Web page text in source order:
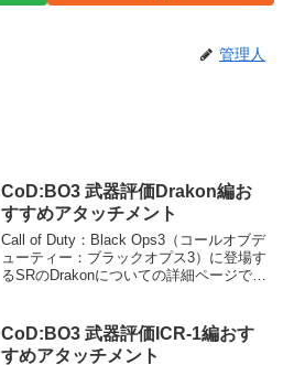
管理人
CoD:BO3 武器評価Drakon編お
すすめアタッチメント
Call of Duty：Black Ops3（コールオブデ
ューティー：ブラックオプス3）に登場す
るSRのDrakonについての詳細ページで
0.366秒ダメージ...
CoD:BO3 武器評価ICR-1編おす
すめアタッチメント